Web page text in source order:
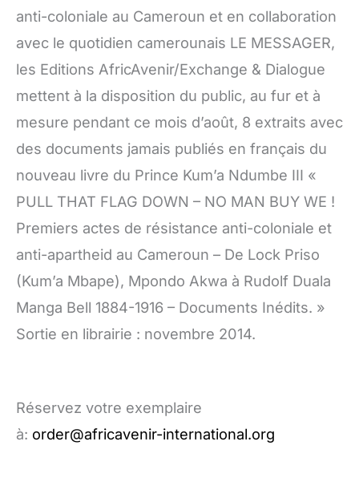
anti-coloniale au Cameroun et en collaboration
avec le quotidien camerounais LE MESSAGER,
les Editions AfricAvenir/Exchange & Dialogue
mettent à la disposition du public, au fur et à
mesure pendant ce mois d’août, 8 extraits avec
des documents jamais publiés en français du
nouveau livre du Prince Kum’a Ndumbe III «
PULL THAT FLAG DOWN – NO MAN BUY WE !
Premiers actes de résistance anti-coloniale et
anti-apartheid au Cameroun – De Lock Priso
(Kum’a Mbape), Mpondo Akwa à Rudolf Duala
Manga Bell 1884-1916 – Documents Inédits. »
Sortie en librairie : novembre 2014.
Réservez votre exemplaire
à: order@africavenir-international.org